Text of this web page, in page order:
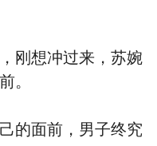
刚想冲过来，苏婉
。
的面前，男子终究